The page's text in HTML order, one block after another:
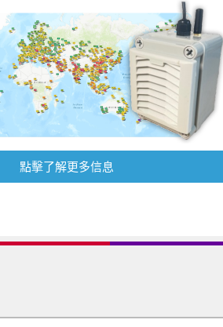
點擊了解更多信息